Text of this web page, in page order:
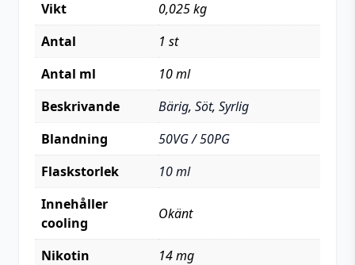
Vikt
0,025 kg
Antal
1 st
Antal ml
10 ml
Beskrivande
Bärig, Söt, Syrlig
Blandning
50VG / 50PG
Flaskstorlek
10 ml
Innehåller
cooling
Okänt
Nikotin
14 mg